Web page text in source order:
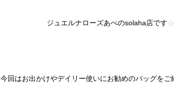
ジュエルナローズあべのsolaha店です☆
今回はお出かけやデイリー使いにお勧めのバッグをご